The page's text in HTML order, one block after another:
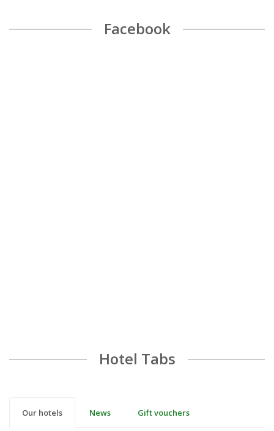
Facebook
Hotel Tabs
Our hotels News Gift vouchers